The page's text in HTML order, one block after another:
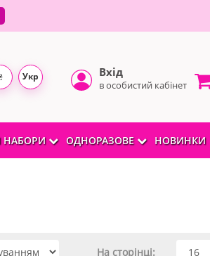
Укр Вхід
в особистий кабінет
НАБОРИ ОДНОРАЗОВЕ НОВИНКИ
На сторінці: